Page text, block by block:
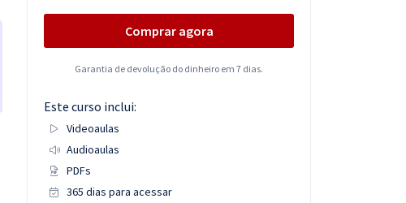
Comprar agora
Garantia de devolução do dinheiro em 7 dias.
Este curso inclui:
Videoaulas
Audioaulas
PDFs
365 dias para acessar